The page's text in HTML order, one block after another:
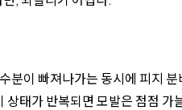
분이 빠져나가는 동시에 피지 분
태가 반복되면 모발은 점점 가